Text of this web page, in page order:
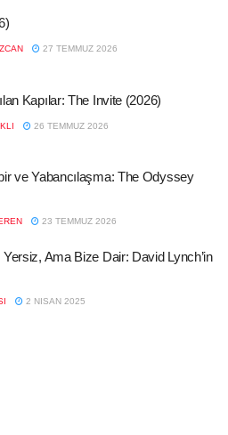
27 TEMMUZ 2026
Kapılar: The Invite (2026)
26 TEMMUZ 2026
ve Yabancılaşma: The Odyssey
23 TEMMUZ 2026
Yersiz, Ama Bize Dair: David Lynch’in
2 NISAN 2025